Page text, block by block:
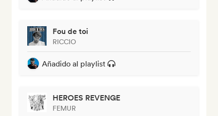
Fou de toi
RICCIO
Añadido al playlist
HEROES REVENGE
FEMUR